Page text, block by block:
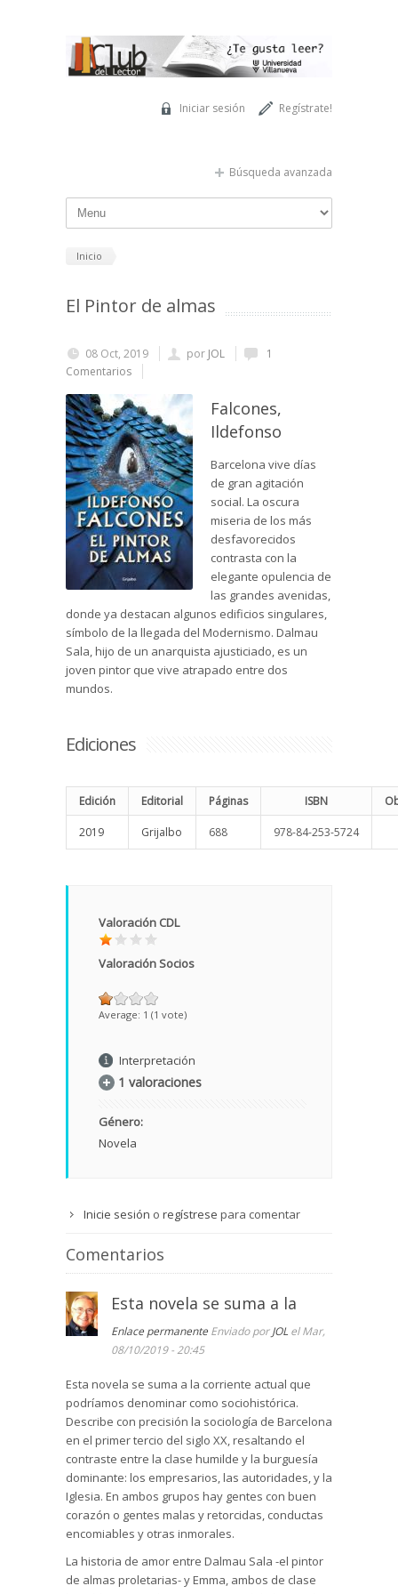
Regístrate!
Iniciar sesión
Búsqueda avanzada
Inicio
El Pintor de almas
08 Oct, 2019 por JOL
1
Comentarios
Falcones,
Ildefonso
Barcelona vive días
de gran agitación
social. La oscura
miseria de los más
desfavorecidos
contrasta con la
elegante opulencia de
las grandes avenidas,
donde ya destacan algunos edificios singulares,
símbolo de la llegada del Modernismo. Dalmau
Sala, hijo de un anarquista ajusticiado, es un
joven pintor que vive atrapado entre dos
mundos.
Ediciones
Edición Editorial Páginas ISBN
2019 Grijalbo 688 978-84-253-5724
Valoración CDL
Valoración Socios
Average: 1 (1 vote)
Interpretación
1 valoraciones
Género:
Novela
Inicie sesión o regístrese para comentar
Comentarios
Esta novela se suma a la
Enlace permanente Enviado porJOL el Mar,
08/10/2019 - 20:45
Esta novela se suma a la corriente actual que
podríamos denominar como sociohistórica.
Describe con precisión la sociología de Barcelona
en el primer tercio del siglo XX, resaltando el
contraste entre la clase humilde y la burguesía
dominante: los empresarios, las autoridades, y la
Iglesia. En ambos grupos hay gentes con buen
corazón o gentes malas y retorcidas, conductas
encomiables y otras inmorales.
La historia de amor entre Dalmau Sala -el pintor
de almas proletarias- y Emma, ambos de clase